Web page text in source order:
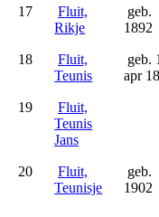
17
Fluit,
Rikje
geb.
1892
18
Fluit,
Teunis
geb.
apr
19
Fluit,
Teunis
Jans
20
Fluit,
Teunisje
geb.
1902